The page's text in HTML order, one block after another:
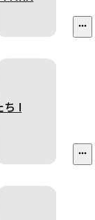
ち I